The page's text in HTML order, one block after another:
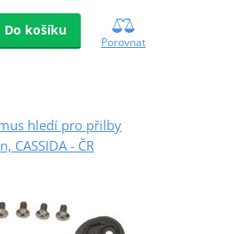
Do košíku
Porovnat
hledí pro přilby
CASSIDA - ČR